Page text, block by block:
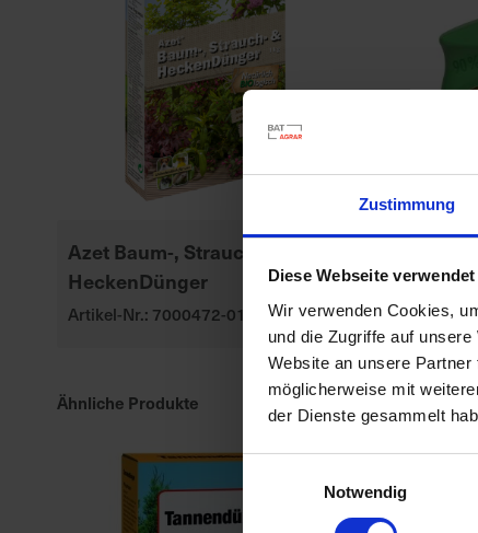
Zustimmung
Diese Webseite
Wir verwenden Cookies,
und die Zugriffe auf
Website an unsere
möglicherweise mit
der Dienste gesammelt
Einwilligungsauswahl
Notwendig
Azet Baum-, Strauch- und
HeckenDünger
Artikel-Nr.: 7000472-01-cfg Artikel-Nr.:
Ähnliche Produkte